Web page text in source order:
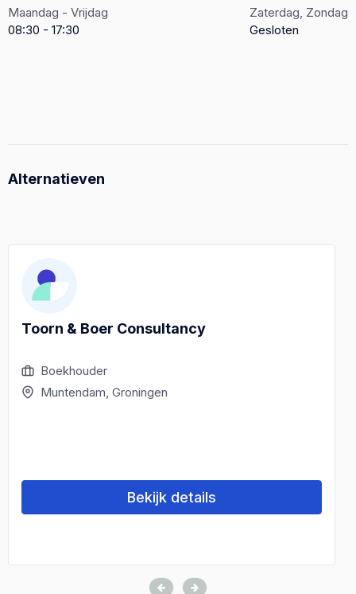
Maandag - Vrijdag
08:30 - 17:30
Zaterdag, Zondag
Gesloten
Alternatieven
Toorn & Boer Consultancy
Boekhouder
Muntendam, Groningen
Bekijk details